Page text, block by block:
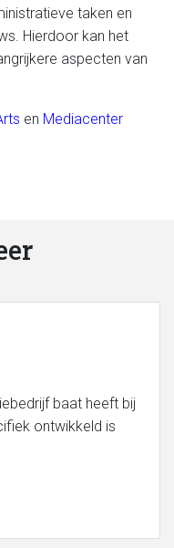
taken en
Hierdoor kan het
aspecten van
en Mediacenter
baat heeft bij
ontwikkeld is